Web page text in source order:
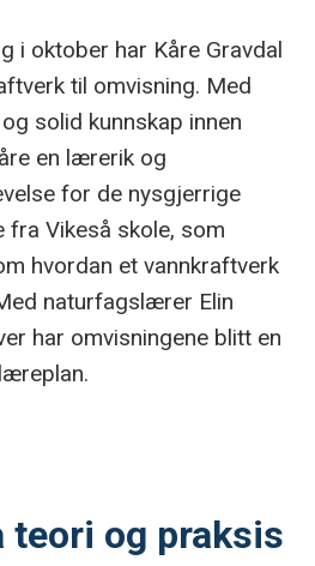
i oktober har Kåre Gravdal
til omvisning. Med
solid kunnskap innen
en lærerik og
for de nysgjerrige
fra Vikeså skole, som
hvordan et vannkraftverk
naturfagslærer Elin
har omvisningene blitt en
teori og praksis